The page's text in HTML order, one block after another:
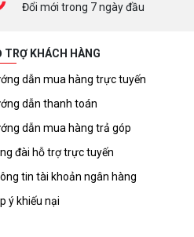
Đổi mới trong 7 ngày đầu
TRỢ KHÁCH HÀNG
dẫn mua hàng trực tuyến
dẫn thanh toán
dẫn mua hàng trả góp
đài hỗ trợ trực tuyến
tin tài khoản ngân hàng
ý khiếu nại